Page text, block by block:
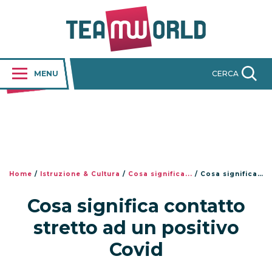
MENU CERCA
Home / Istruzione & Cultura / Cosa significa... / Cosa significa contatto stretto ad un positivo Covid
Cosa significa contatto
stretto ad un positivo
Covid